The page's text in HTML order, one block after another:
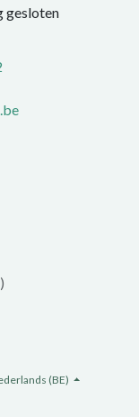
gesloten
(BE)